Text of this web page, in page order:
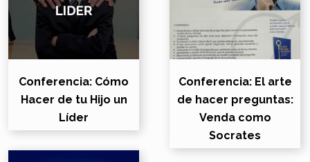
Conferencia: Cómo
Hacer de tu Hijo un
Líder
Conferencia: El arte
de hacer preguntas:
Venda como
Socrates